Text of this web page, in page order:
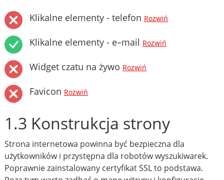
Klikalne elementy - telefon Rozwiń
Klikalne elementy - e–mail Rozwiń
Widget czatu na żywo Rozwiń
Favicon Rozwiń
1.3 Konstrukcja strony
Strona internetowa powinna być bezpieczna dla
użytkowników i przystępna dla robotów wyszukiwarek.
Poprawnie zainstalowany certyfikat SSL to podstawa.